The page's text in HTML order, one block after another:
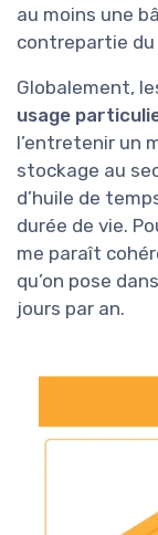
au moins une
contrepartie du
Globalement,
usage
l’entretenir un
stockage au
d’huile de
durée de vie.
me paraît
qu’on pose
jours par an.